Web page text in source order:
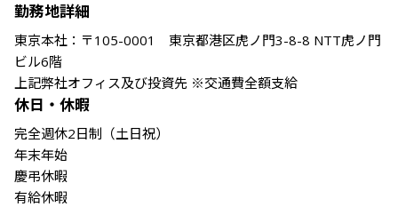
勤務地詳細
東京本社：〒105-0001　東京都港区虎ノ門3-8-8 NTT虎ノ門
ビル6階
上記弊社オフィス及び投資先 ※交通費全額支給
休日・休暇
完全週休2日制（土日祝）
年末年始
慶弔休暇
有給休暇